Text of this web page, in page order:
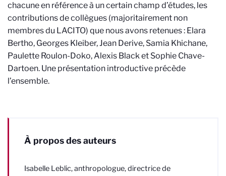
chacune en référence à un certain champ d’études, les
contributions de collègues (majoritairement non
membres du LACITO) que nous avons retenues : Elara
Bertho, Georges Kleiber, Jean Derive, Samia Khichane,
Paulette Roulon-Doko, Alexis Black et Sophie Chave-
Dartoen. Une présentation introductive précède
l’ensemble.
À propos des auteurs
Isabelle Leblic, anthropologue, directrice de